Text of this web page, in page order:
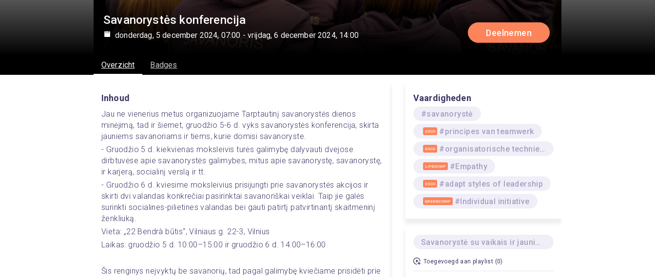
Savanorystės konferencija
donderdag, 5 december 2024, 07:00 - vrijdag, 6 december 2024, 14:00 Deelnemen
Overzicht Badges
Inhoud
Jau ne vienerius metus organizuojame Tarptautinį savanorystės dienos
minėjimą, tad ir šiemet, gruodžio 5-6 d. vyks savanorystės konferencija, skirta
jauniems savanoriams ir tiems, kurie domisi savanoryste.
- Gruodžio 5 d. kiekvienas moksleivis turės galimybę dalyvauti dvejose
dirbtuvėse apie savanorystės galimybes, mitus apie savanorystę, savanorystę,
ir karjerą, socialinį verslą ir tt.
- Gruodžio 6 d. kviesime moksleivius prisijungti prie savanorystės akcijos ir
skirti dvi valandas konkrečiai pasirinktai savanoriškai veiklai. Taip jie galės
surinkti socialines-pilietines valandas bei gauti patirtį patvirtinantį skaitmeninį
ženkliuką.
Vieta: „22 Bendrà būtis“, Vilniaus g. 22-3, Vilnius
Laikas: gruodžio 5 d. 10:00–15:00 ir gruodžio 6 d. 14:00–16:00
Šis renginys neįvyktų be savanorių, tad pagal galimybę kviečiame prisidėti prie
Vaardigheden
#savanorystė
ESCO #principes van teamwerk
ESCO #organisatorische technieken gebruiken
LIFECOMP #Empathy
ESCO #adapt styles of leadership
GREENCOMP #Individual initiative
Savanorystė su vaikais ir jaunimu
Toegevoegd aan playlist (0)